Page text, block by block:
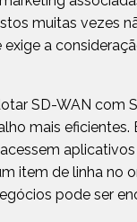
muitas vezes
exige a
SD-WAN com
mais eficientes.
item de linha no
pode ser